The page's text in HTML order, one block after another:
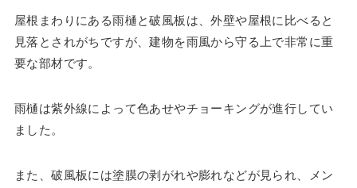
屋根まわりにある雨樋と破風板は、外壁や屋根に比べると
見落とされがちですが、建物を雨風から守る上で非常に重
要な部材です。
雨樋は紫外線によって色あせやチョーキングが進行してい
ました。
また、破風板には塗膜の剥がれや膨れなどが見られ、メン